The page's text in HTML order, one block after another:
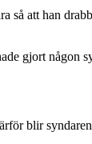
så att han
gjort någon
blir